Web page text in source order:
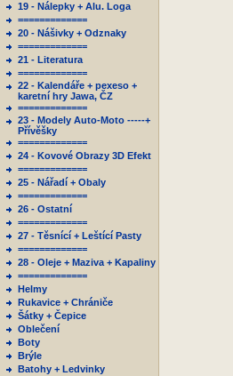
19 - Nálepky + Alu. Loga
=============
20 - Nášivky + Odznaky
=============
21 - Literatura
=============
22 - Kalendáře + pexeso +
karetní hry Jawa, ČZ
=============
23 - Modely Auto-Moto -----+
Přívěšky
=============
24 - Kovové Obrazy 3D Efekt
=============
25 - Nářadí + Obaly
=============
26 - Ostatní
=============
27 - Těsnící + Leštící Pasty
=============
28 - Oleje + Maziva + Kapaliny
=============
Helmy
Rukavice + Chrániče
Šátky + Čepice
Oblečení
Boty
Brýle
Batohy + Ledvinky